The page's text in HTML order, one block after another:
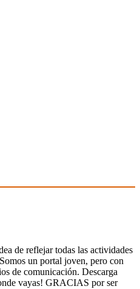
de reflejar todas las actividades
un portal joven, pero con
de comunicación. Descarga
vayas! GRACIAS por ser